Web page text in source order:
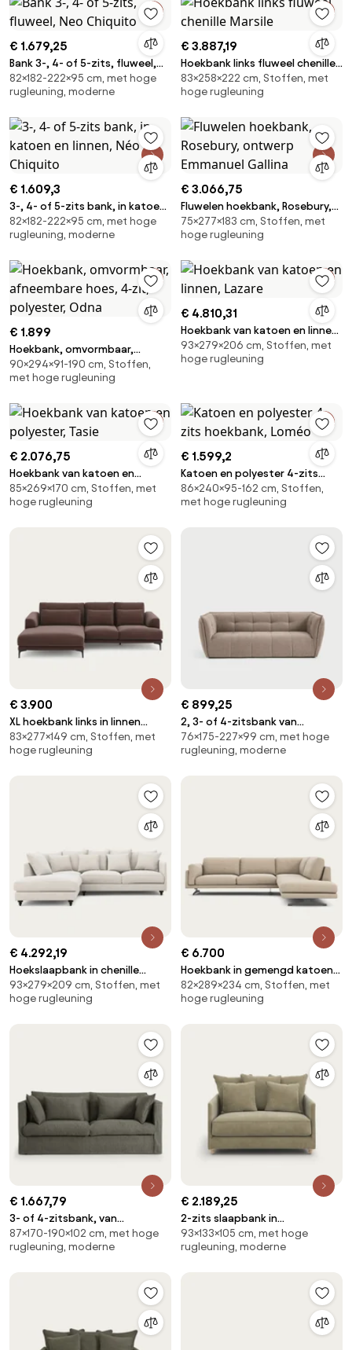
€ 1.679,25
Bank 3-, 4- of 5-zits, fluweel,
Neo Chiquito
82×182-222×95 cm, met hoge
rugleuning, moderne
€ 3.887,19
Hoekbank links fluweel chenille
Marsile
83×258×222 cm, Stoffen, met
hoge rugleuning
€ 1.609,3
3-, 4- of 5-zits bank, in katoen
en linnen, Néo Chiquito
82×182-222×95 cm, met hoge
rugleuning, moderne
€ 3.066,75
Fluwelen hoekbank, Rosebury,
ontwerp Emmanuel Gallina
75×277×183 cm, Stoffen, met
hoge rugleuning
€ 1.899
Hoekbank, omvormbaar,
afneembare hoes, 4-zit,
polyester, Odna
90×294×91-190 cm, Stoffen,
met hoge rugleuning
€ 4.810,31
Hoekbank van katoen en linnen,
Lazare
93×279×206 cm, Stoffen, met
hoge rugleuning
€ 2.076,75
Hoekbank van katoen en
polyester, Tasie
85×269×170 cm, Stoffen, met
hoge rugleuning
€ 1.599,2
Katoen en polyester 4-zits
hoekbank, Loméo
86×240×95-162 cm, Stoffen,
met hoge rugleuning
€ 3.900
XL hoekbank links in linnen
fluweel, MARSILE
83×277×149 cm, Stoffen, met
hoge rugleuning
€ 899,25
2, 3- of 4-zitsbank van
gemêleerd polyester, Simone
76×175-227×99 cm, met hoge
rugleuning, moderne
€ 4.292,19
Hoekslaapbank in chenille
fluweel, Lazare
93×279×209 cm, Stoffen, met
hoge rugleuning
€ 6.700
Hoekbank in gemengd katoen,
César
82×289×234 cm, Stoffen, met
hoge rugleuning
€ 1.667,79
3- of 4-zitsbank, van
katoen/linnen, CAMILLE
87×170-190×102 cm, met hoge
rugleuning, moderne
€ 2.189,25
2-zits slaapbank in
stonewashed fluweel, Lazare
93×133×105 cm, met hoge
rugleuning, moderne